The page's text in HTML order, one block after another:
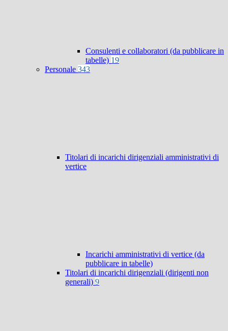
Consulenti e collaboratori (da pubblicare in
tabelle) 19
Personale 343
Titolari di incarichi dirigenziali amministrativi di
vertice
Incarichi amministrativi di vertice (da
pubblicare in tabelle)
Titolari di incarichi dirigenziali (dirigenti non
generali) 9